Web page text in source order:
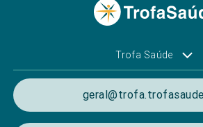
Trofa Saúde